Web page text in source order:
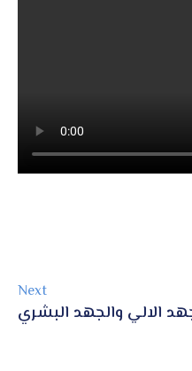
Next
الالي والجهد البشري